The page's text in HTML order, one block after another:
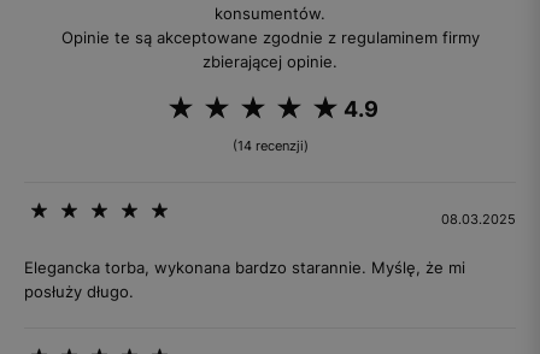
konsumentów.
Opinie te są akceptowane zgodnie z regulaminem firmy
zbierającej opinie.
4.9
(14 recenzji)
08.03.2025
Elegancka torba, wykonana bardzo starannie. Myślę, że mi
posłuży długo.